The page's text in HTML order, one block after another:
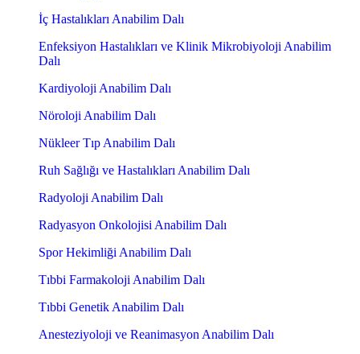
İç Hastalıkları Anabilim Dalı
Enfeksiyon Hastalıkları ve Klinik Mikrobiyoloji Anabilim
Dalı
Kardiyoloji Anabilim Dalı
Nöroloji Anabilim Dalı
Nükleer Tıp Anabilim Dalı
Ruh Sağlığı ve Hastalıkları Anabilim Dalı
Radyoloji Anabilim Dalı
Radyasyon Onkolojisi Anabilim Dalı
Spor Hekimliği Anabilim Dalı
Tıbbi Farmakoloji Anabilim Dalı
Tıbbi Genetik Anabilim Dalı
Anesteziyoloji ve Reanimasyon Anabilim Dalı